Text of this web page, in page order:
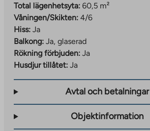
Total lägenhetsyta: 60,5 m²
Våningen/Skikten: 4/6
Hiss: Ja
Balkong: Ja, glaserad
Rökning förbjuden: Ja
Husdjur tillåtet: Ja
Avtal och betalningar
Objektinformation